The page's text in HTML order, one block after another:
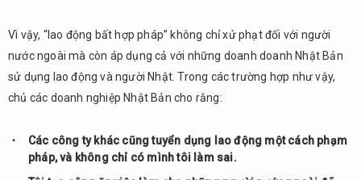
Vì vậy, “lao động bất hợp pháp” không chỉ xử phạt đối với người
nước ngoài mà còn áp dụng cả với những doanh doanh Nhật Bản
sử dụng lao động và người Nhật. Trong các trường hợp như vậy,
chủ các doanh nghiệp Nhật Bản cho rằng:
Các công ty khác cũng tuyển dụng lao động một cách phạm
pháp, và không chỉ có mình tôi làm sai.